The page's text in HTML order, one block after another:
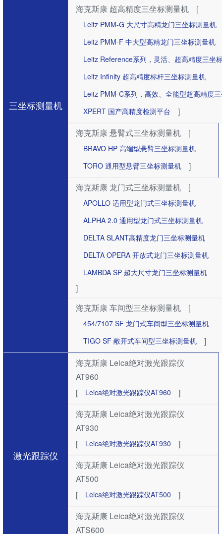
三坐标测量机
海克斯康 超高精度三坐标测量机 [
Leitz PMM-G 大尺寸高精龙门三坐标测量机
Leitz PMM-F 中大型高精龙门三坐标测量机
Leitz Reference系列，灵活、超高精度三坐
Leitz Infinity 超高精度标杆三坐标测量机
Leitz PMM-C系列，高效、全能型超高精度
XPERT 国产高精度检测平台
]
海克斯康 悬臂式三坐标测量机
[
BRAVO HP 高端型悬臂三坐标测量机
TORO 通用型悬臂三坐标测量机
]
海克斯康 龙门式三坐标测量机
[
APOLLO 适用型龙门式三坐标测量机
ALPHA 2.0 通用型龙门式三坐标测量机
DELTA SLANT高精度龙门三坐标测量机
DELTA OPERA 开放式龙门三坐标测量机
LAMBDA SP 超大尺寸龙门三坐标测量机
]
海克斯康 车间型三坐标测量机
[
454/7107 SF ​龙门式车间型三坐标测量机
TIGO SF 敞开式车间型三坐标测量机
]
激光跟踪仪
海克斯康 Leica绝对激光跟踪仪
AT960
[
Leica绝对激光跟踪仪AT960
]
海克斯康 Leica绝对激光跟踪仪
AT930
[
Leica绝对激光跟踪仪AT930
]
海克斯康 Leica绝对激光跟踪仪
AT500
[
Leica绝对激光跟踪仪AT500
]
海克斯康 Leica绝对激光跟踪仪
ATS600